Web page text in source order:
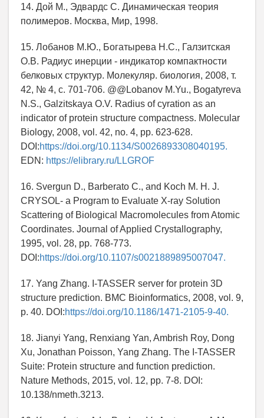
14. Дой М., Эдвардс С. Динамическая теория
полимеров. Москва, Мир, 1998.
15. Лобанов М.Ю., Богатырева Н.С., Галзитская
О.В. Радиус инерции - индикатор компактности
белковых структур. Молекуляр. биология, 2008, т.
42, № 4, с. 701-706. @@Lobanov M.Yu., Bogatyreva
N.S., Galzitskaya O.V. Radius of cyration as an
indicator of protein structure compactness. Molecular
Biology, 2008, vol. 42, no. 4, pp. 623-628.
DOI:https://doi.org/10.1134/S0026893308040195.
EDN: https://elibrary.ru/LLGROF
16. Svergun D., Barberato C., and Koch M. H. J.
CRYSOL- a Program to Evaluate X-ray Solution
Scattering of Biological Macromolecules from Atomic
Coordinates. Journal of Applied Crystallography,
1995, vol. 28, pp. 768-773.
DOI:https://doi.org/10.1107/s0021889895007047.
17. Yang Zhang. I-TASSER server for protein 3D
structure prediction. BMC Bioinformatics, 2008, vol. 9,
p. 40. DOI:https://doi.org/10.1186/1471-2105-9-40.
18. Jianyi Yang, Renxiang Yan, Ambrish Roy, Dong
Xu, Jonathan Poisson, Yang Zhang. The I-TASSER
Suite: Protein structure and function prediction.
Nature Methods, 2015, vol. 12, pp. 7-8. DOI:
10.138/nmeth.3213.